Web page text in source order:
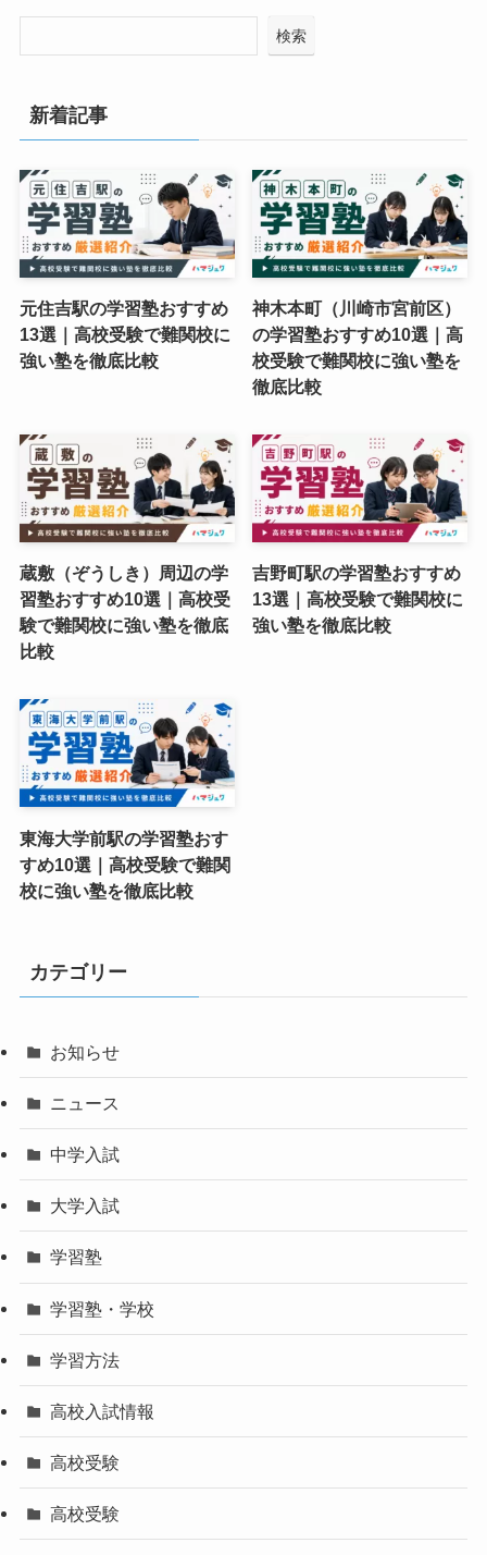
検索
新着記事
元住吉駅の学習塾おすすめ
13選｜高校受験で難関校に
強い塾を徹底比較
神木本町（川崎市宮前区）
の学習塾おすすめ10選｜高
校受験で難関校に強い塾を
徹底比較
蔵敷（ぞうしき）周辺の学
習塾おすすめ10選｜高校受
験で難関校に強い塾を徹底
比較
吉野町駅の学習塾おすすめ
13選｜高校受験で難関校に
強い塾を徹底比較
東海大学前駅の学習塾おす
すめ10選｜高校受験で難関
校に強い塾を徹底比較
カテゴリー
お知らせ
ニュース
中学入試
大学入試
学習塾
学習塾・学校
学習方法
高校入試情報
高校受験
高校受験